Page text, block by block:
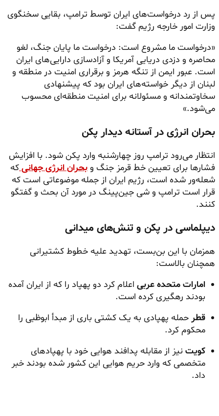
پس از رد درخواست‌های ایران توسط ترامپ، بقایی سخنگوی
وزارت امور خارجه رژیم گفت:
«درخواست ما مشروع است: درخواست ما پایان جنگ، لغو
محاصره و دزدی دریایی آمریکا و آزادسازی دارایی‌های ایران
است. عبور ایمن از تنگه هرمز و برقراری امنیت در منطقه و
لبنان از دیگر خواسته‌های ایران بود که پیشنهادی
سخاوتمندانه و مسئولانه برای امنیت منطقه‌ای محسوب
می‌شود.»
بحران انرژی در آستانه دیدار پکن
انتظار می‌رود ترامپ روز چهارشنبه وارد پکن شود. با افزایش
فشارها برای تعیین خط قرمز جنگ و بحران انرژی جهانیکه
شعله‌ور شده است، رژیم ایران از جمله موضوعاتی است که
قرار است ترامپ و شی جین‌پینگ در مورد آن بحث و گفتگو
کنند.
دیپلماسی در پکن و تنش‌های میدانی
همزمان با این بن‌بست، تهدید علیه خطوط کشتیرانی
همچنان بالاست:
امارات متحده عربی اعلام کرد دو پهپاد را که از ایران آمده
بودند رهگیری کرده است.
قطر حمله پهپادی به یک کشتی باری از مبدأ ابوظبی را
محکوم کرد.
کویت نیز از مقابله پدافند هوایی خود با پهپادهای
متخصمی که وارد حریم هوایی این کشور شده بودند خبر
داد.